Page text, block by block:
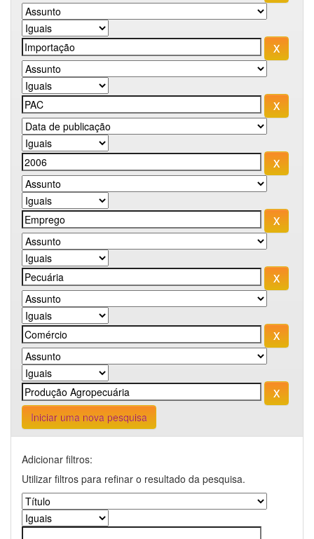
Iniciar uma nova pesquisa
Adicionar filtros:
Utilizar filtros para refinar o resultado da pesquisa.